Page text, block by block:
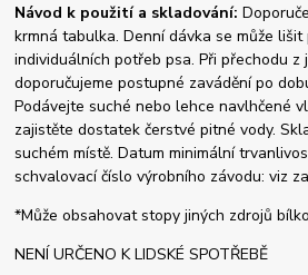
Návod k použití a skladování:
krmná tabulka. Denní dávka se může
individuálních potřeb psa. Při přechodu z
doporučujeme postupné zavádění po
Podávejte suché nebo lehce navlhčené
zajistěte dostatek čerstvé pitné vody.
suchém místě. Datum minimální
schvalovací číslo výrobního závodu: viz
*Může obsahovat stopy jiných zdrojů
NENÍ URČENO K LIDSKÉ SPOTŘEBĚ